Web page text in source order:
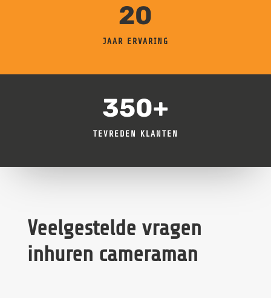
20
JAAR ERVARING
350+
TEVREDEN KLANTEN
Veelgestelde vragen
inhuren cameraman